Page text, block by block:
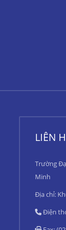
LIÊN
Trường
Minh
Địa chỉ:
Điện